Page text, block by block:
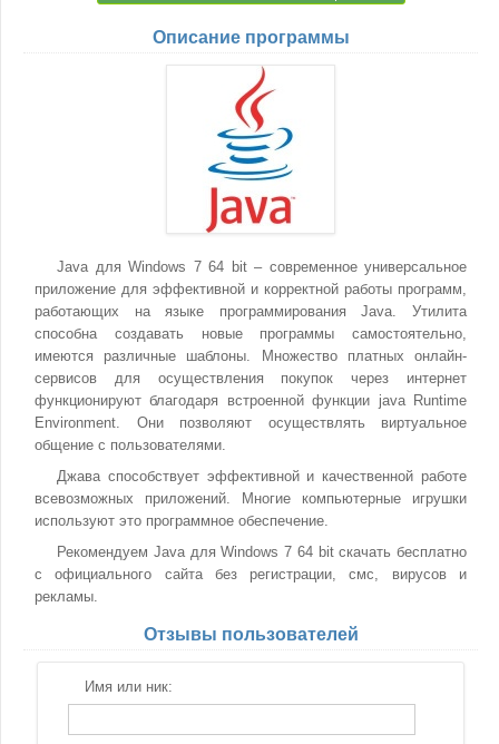
Описание программы
Java для Windows 7 64 bit – современное универсальное
приложение для эффективной и корректной работы программ,
работающих на языке программирования Java. Утилита
способна создавать новые программы самостоятельно,
имеются различные шаблоны. Множество платных онлайн-
сервисов для осуществления покупок через интернет
функционируют благодаря встроенной функции java Runtime
Environment. Они позволяют осуществлять виртуальное
общение с пользователями.
Джава способствует эффективной и качественной работе
всевозможных приложений. Многие компьютерные игрушки
используют это программное обеспечение.
Рекомендуем Java для Windows 7 64 bit скачать бесплатно
с официального сайта без регистрации, смс, вирусов и
рекламы.
Отзывы пользователей
Имя или ник: